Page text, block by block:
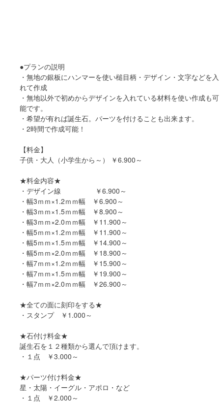
●プランの説明
・無地の銀板にハンマーを使い槌目柄・デザイン・文字などを入
れて作成
・無地以外で初めからデザインを入れている材料を使い作成も可
能です。
・希望が有れば誕生石。パーツを付けることも出来ます。
・2時間で作成可能！
【料金】
子供・大人（小学生から～） ￥6.900～
★料金内容★
・デザイン線 ￥6.900～
・幅3ｍｍ×1.2ｍｍ幅 ￥6.900～
・幅3ｍｍ×1.5ｍｍ幅 ￥8.900～
・幅3ｍｍ×2.0ｍｍ幅 ￥11.900～
・幅5ｍｍ×1.2ｍｍ幅 ￥11.900～
・幅5ｍｍ×1.5ｍｍ幅 ￥14.900～
・幅5ｍｍ×2.0ｍｍ幅 ￥18.900～
・幅7ｍｍ×1.2ｍｍ幅 ￥15.900～
・幅7ｍｍ×1.5ｍｍ幅 ￥19.900～
・幅7ｍｍ×2.0ｍｍ幅 ￥26.900～
★全ての面に刻印をする★
・スタンプ ￥1.000～
★石付け料金★
誕生石を１２種類から選んで頂けます。
・１点 ￥3.000～
★パーツ付け料金★
星・太陽・イーグル・アポロ・など
・１点 ￥2.000～